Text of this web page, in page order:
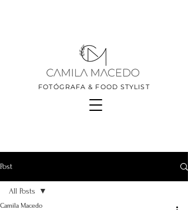
FOTÓGRAFA & FOOD STYLIST
Post
All Posts
Camila Macedo